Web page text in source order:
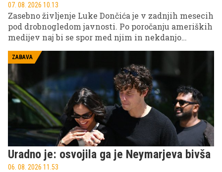
07. 08. 2026 10.13
Zasebno življenje Luke Dončića je v zadnjih mesecih
pod drobnogledom javnosti. Po poročanju ameriških
medijev naj bi se spor med njim in nekdanjo
zaročenko Anamario Goltes zdaj preselil tudi na
finančno področje. V ospredju naj bi bila zahteva za
več deset milijonov evrov in vprašanje skrbništva
nad njunima hčerkama.
ZABAVA
Uradno je: osvojila ga je Neymarjeva bivša
06. 08. 2026 11.53